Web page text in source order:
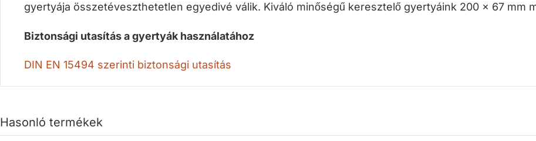
gyertyája összetéveszthetetlen egyedivé válik. Kiváló minőségű keresztelő gyertyáink 200 x 67 mm
Biztonsági utasítás a gyertyák használatához
DIN EN 15494 szerinti biztonsági utasítás
Hasonló termékek